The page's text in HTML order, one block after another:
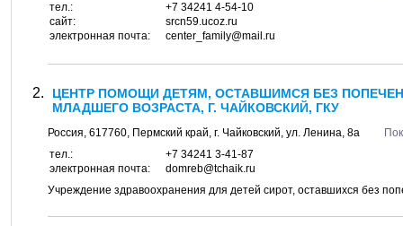
тел.:
+7 34241 4-54-10
сайт:
srcn59.ucoz.ru
электронная почта:
center_family@mail.ru
ЦЕНТР ПОМОЩИ ДЕТЯМ, ОСТАВШИМСЯ БЕЗ
МЛАДШЕГО ВОЗРАСТА, Г. ЧАЙКОВСКИЙ, ГКУ
Россия, 617760, Пермский край, г. Чайковский, ул. Ленина, 8а
тел.:
+7 34241 3-41-87
электронная почта:
domreb@tchaik.ru
Учреждение здравоохранения для детей сирот, оставшихся без